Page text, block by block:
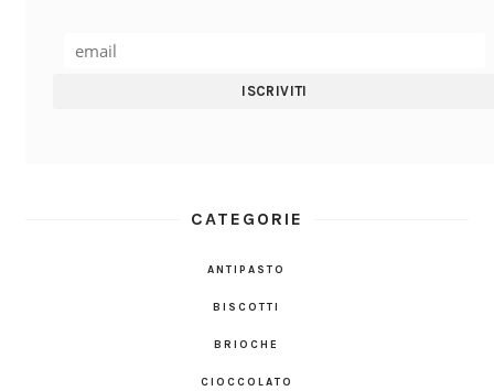
CATEGORIE
ANTIPASTO
BISCOTTI
BRIOCHE
CIOCCOLATO